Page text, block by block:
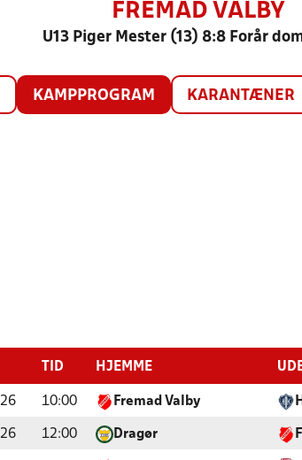
FREMAD VALBY
U13 Piger Mester (13) 8:8 Forår
KAMPPROGRAM KARANTÆNER
TID HJEMME
10:00 Fremad Valby
12:00 Dragør